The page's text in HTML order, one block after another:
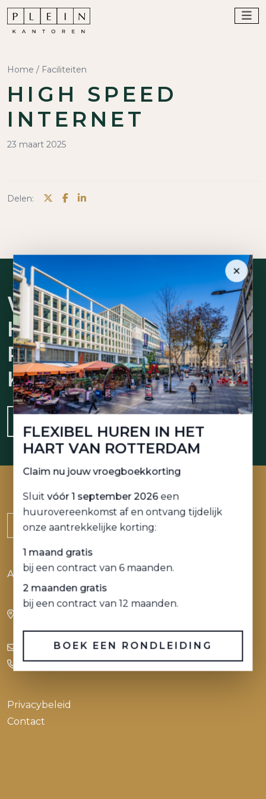
Home / Faciliteiten
HIGH SPEED
INTERNET
23 maart 2025
Delen:
WERKRUIMTE
HUREN BIJ
PLEIN
KANTOREN?
Alle ruimte voor ambitie
3012 AR Rotterdam
info@pleinkantoren.nl
+31(0)10 436 40 33
Privacybeleid
Contact
×
FLEXIBEL HUREN IN HET
HART VAN ROTTERDAM
Claim nu jouw vroegboekkorting
Sluitvóór 1 september 2026een
huurovereenkomst af en ontvang tijdelijk
onze aantrekkelijke korting:
1 maand gratis
bij een contract van 6 maanden.
2 maanden gratis
bij een contract van 12 maanden.
BOEK EEN RONDLEIDING